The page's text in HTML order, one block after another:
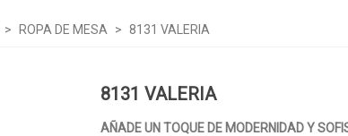
> ROPA DE MESA > 8131 VALERIA
8131 VALERIA
AÑADE UN TOQUE DE MODERNIDAD Y